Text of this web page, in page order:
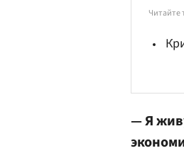
Читайте
— Я